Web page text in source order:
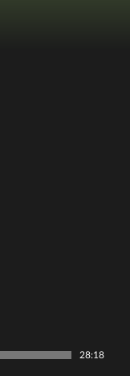
28:18